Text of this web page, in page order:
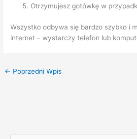
Otrzymujesz gotówkę w
Wszystko odbywa się bardzo szybko i
internet – wystarczy telefon lub
← Poprzedni Wpis